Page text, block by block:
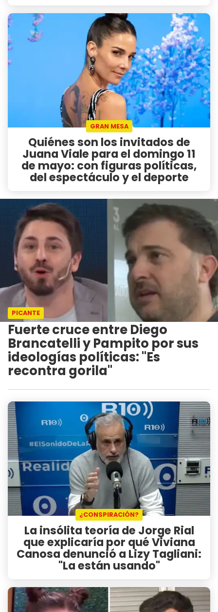
GRAN MESA
Quiénes son los invitados de
Juana Viale para el domingo 11
de mayo: con figuras políticas,
del espectáculo y el deporte
PICANTE
Fuerte cruce entre Diego
Brancatelli y Pampito por sus
ideologías políticas: "Es
recontra gorila"
¿CONSPIRACIÓN?
La insólita teoría de Jorge Rial
que explicaría por qué Viviana
Canosa denunció a Lizy Tagliani:
"La están usando"